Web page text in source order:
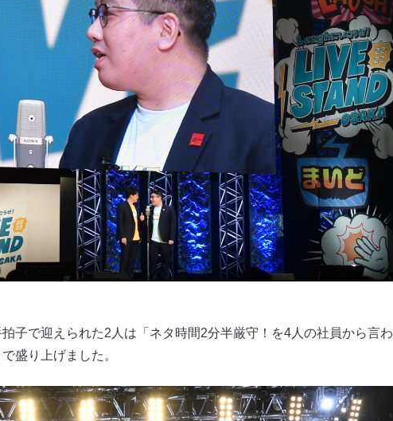
子で迎えられた2人は「ネタ時間2分半厳守！を4人の社員から言わ
盛り上げました。